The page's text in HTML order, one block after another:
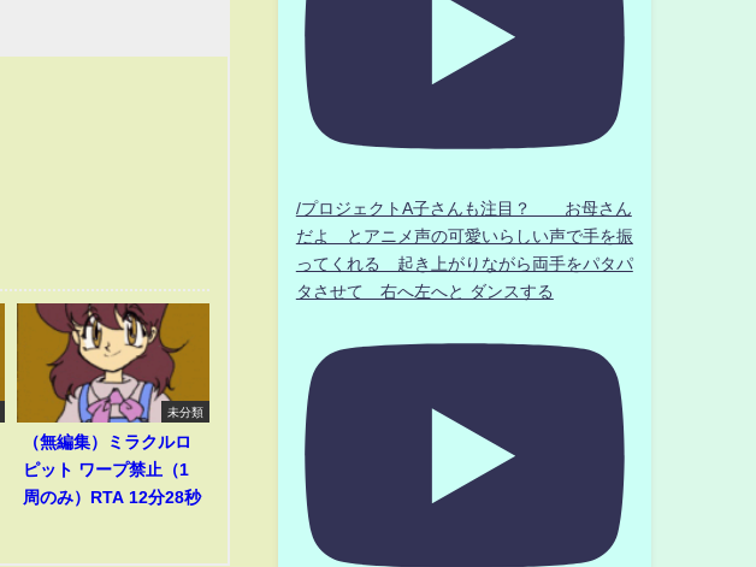
未分類
（無編集）ミラクルロ
ピット ワープ禁止（1
周のみ）RTA 12分28秒
/プロジェクトA子さんも注目？ お母さん
だよ とアニメ声の可愛いらしい声で手を振
ってくれる 起き上がりながら両手をパタパ
タさせて 右へ左へと ダンスする